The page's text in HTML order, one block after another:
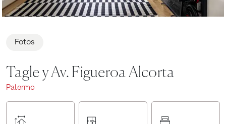
Fotos
Tagle y Av. Figueroa Alcorta
Palermo